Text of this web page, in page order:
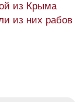
из Крыма
из них рабов